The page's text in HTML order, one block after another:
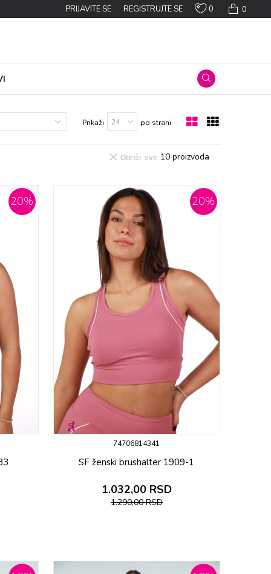
0
0
PRIJAVITE SE REGISTRUJTE SE
Prikaži po strani
10 proizvoda
Obriši sve
20% 20%
74706814341
SF ženski brushalter 1909-1
1.032,00 RSD
1.290,00RSD